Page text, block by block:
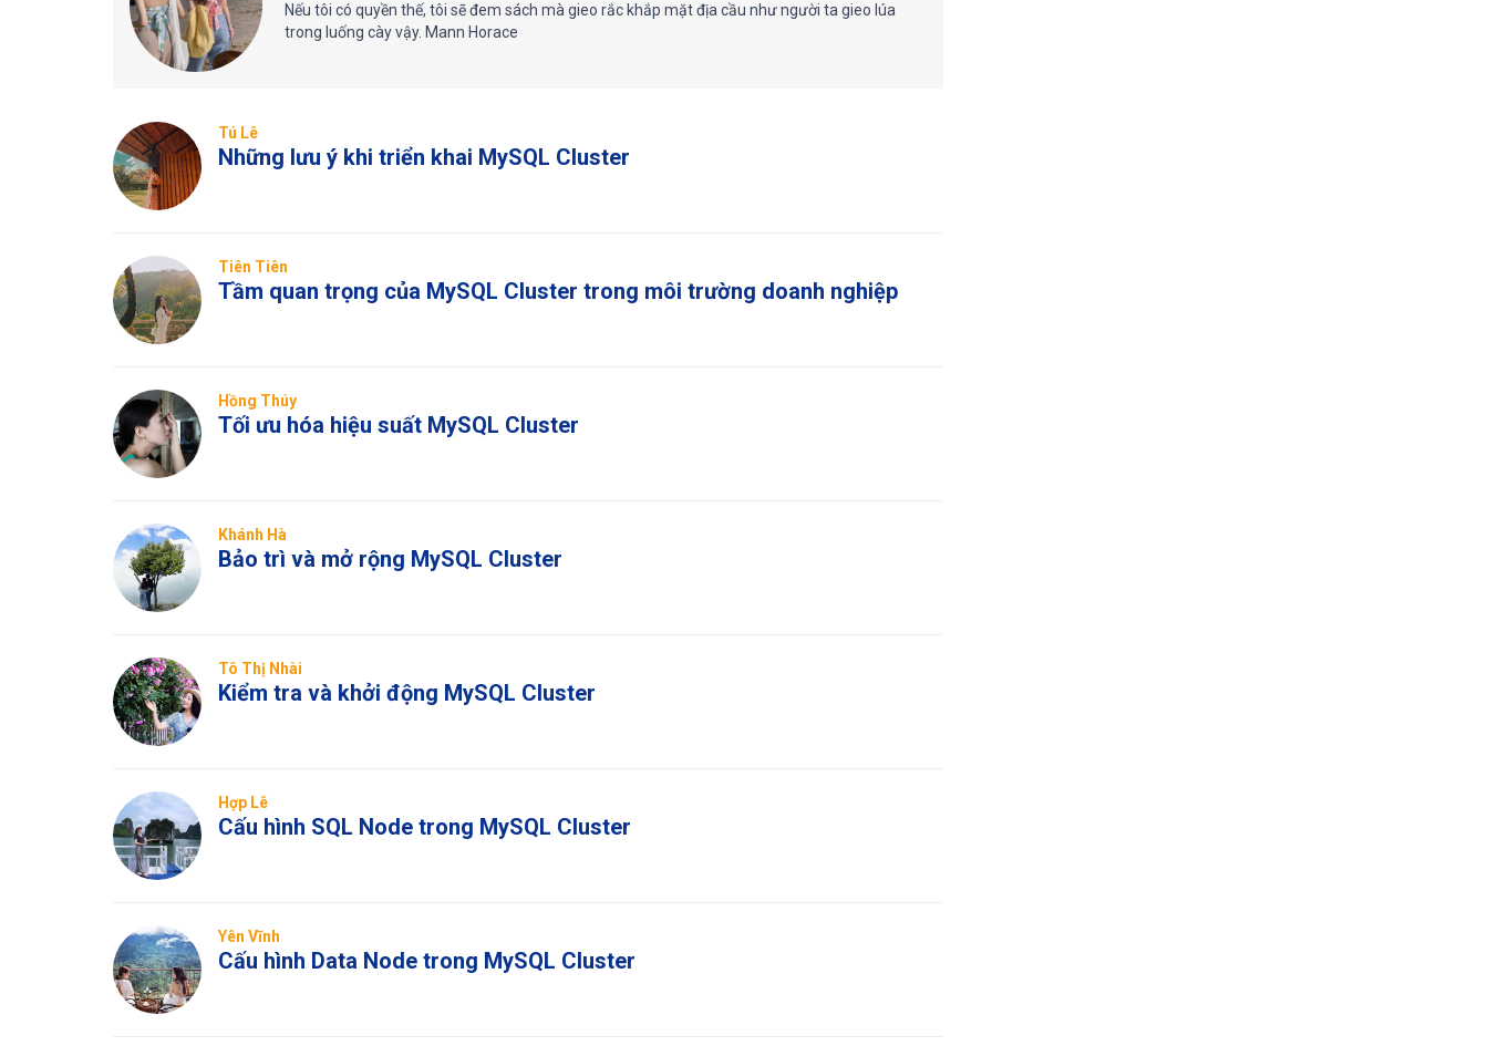
Nếu tôi có quyền thế, tôi sẽ đem sách mà gieo rắc khắp mặt địa cầu như người ta gieo lúa
trong luống cày vậy. Mann Horace
Tú Lê
Những lưu ý khi triển khai MySQL Cluster
Tiên Tiên
Tầm quan trọng của MySQL Cluster trong môi trường doanh nghiệp
Hồng Thúy
Tối ưu hóa hiệu suất MySQL Cluster
Khánh Hà
Bảo trì và mở rộng MySQL Cluster
Tô Thị Nhài
Kiểm tra và khởi động MySQL Cluster
Hợp Lê
Cấu hình SQL Node trong MySQL Cluster
Yên Vĩnh
Cấu hình Data Node trong MySQL Cluster